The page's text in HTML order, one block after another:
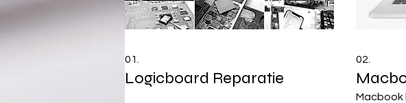
01.
Logicboard Reparatie
02.